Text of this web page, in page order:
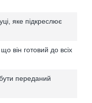
яке підкреслює
він готовий до всіх
переданий